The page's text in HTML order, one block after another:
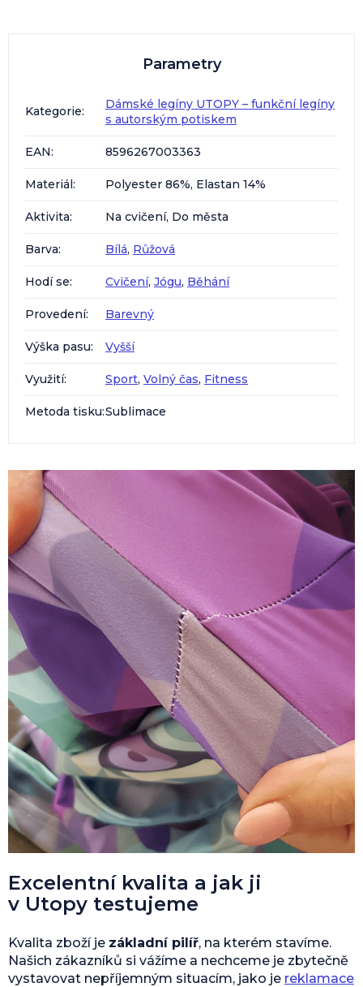
Parametry
Kategorie:
Dámské legíny UTOPY – funkční legíny
s autorským potiskem
EAN: 8596267003363
Materiál: Polyester 86%, Elastan 14%
Aktivita: Na cvičení, Do města
Barva: Bílá, Růžová
Hodí se: Cvičení, Jógu, Běhání
Provedení: Barevný
Výška pasu: Vyšší
Využití: Sport, Volný čas, Fitness
Metoda tisku:Sublimace
Excelentní kvalita a jak ji
v Utopy testujeme
Kvalita zboží je základní pilíř, na kterém stavíme.
Našich zákazníků si vážíme a nechceme je zbytečně
vystavovat nepříjemným situacím, jako je reklamace